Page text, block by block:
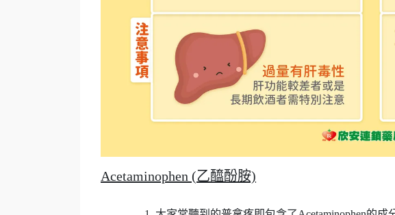
Acetaminophen (乙醯酚胺)